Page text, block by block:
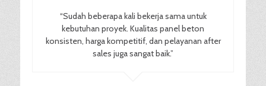
“Sudah beberapa kali bekerja sama untuk
kebutuhan proyek. Kualitas panel beton
konsisten, harga kompetitif, dan pelayanan after
sales juga sangat baik.”